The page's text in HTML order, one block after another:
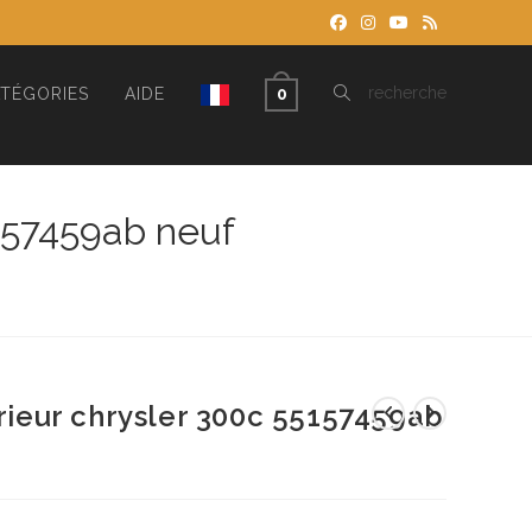
recherche
AIDE 0 TOGGLE
neuf
chrysler 300c 55157459ab